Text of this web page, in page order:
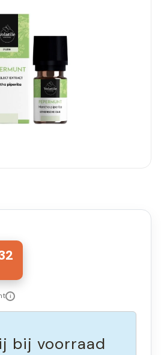
i
bij voorraad